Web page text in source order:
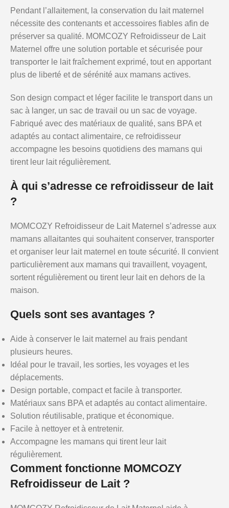
Pendant l’allaitement, la conservation du lait maternel
nécessite des contenants et accessoires fiables afin de
préserver sa qualité. MOMCOZY Refroidisseur de Lait
Maternel offre une solution portable et sécurisée pour
transporter le lait fraîchement exprimé, tout en apportant
plus de liberté et de sérénité aux mamans actives.
Son design compact et léger facilite le transport dans un
sac à langer, un sac de travail ou un sac de voyage.
Fabriqué avec des matériaux de qualité, sans BPA et
adaptés au contact alimentaire, ce refroidisseur
accompagne les besoins quotidiens des mamans qui
tirent leur lait régulièrement.
À qui s’adresse ce refroidisseur de lait
?
MOMCOZY Refroidisseur de Lait Maternel s’adresse aux
mamans allaitantes qui souhaitent conserver, transporter
et organiser leur lait maternel en toute sécurité. Il convient
particulièrement aux mamans qui travaillent, voyagent,
sortent régulièrement ou tirent leur lait en dehors de la
maison.
Quels sont ses avantages ?
Aide à conserver le lait maternel au frais pendant
plusieurs heures.
Idéal pour le travail, les sorties, les voyages et les
déplacements.
Design portable, compact et facile à transporter.
Matériaux sans BPA et adaptés au contact alimentaire.
Solution réutilisable, pratique et économique.
Facile à nettoyer et à entretenir.
Accompagne les mamans qui tirent leur lait
régulièrement.
Comment fonctionne MOMCOZY
Refroidisseur de Lait ?